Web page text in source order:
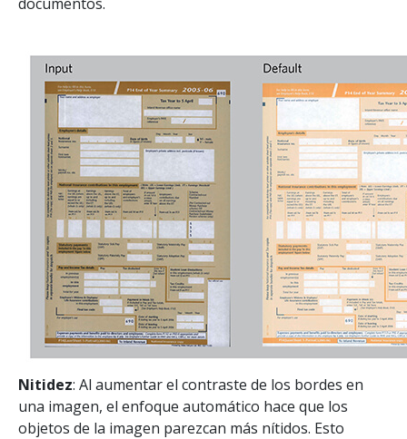
Nitidez: Al aumentar el contraste de los bordes en
una imagen, el enfoque automático hace que los
objetos de la imagen parezcan más nítidos. Esto